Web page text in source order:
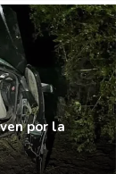
por la